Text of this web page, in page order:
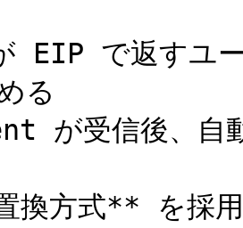
EIP で返すユ
る
が受信後、自
方式** を採用